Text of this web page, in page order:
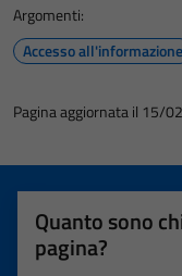
Argomenti:
Accesso all'informazione
Pagina aggiornata il 15/
Quanto sono
pagina?